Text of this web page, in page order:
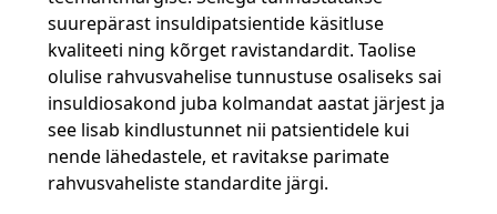
suurepärast insuldipatsientide käsitluse
kvaliteeti ning kõrget ravistandardit. Taolise
olulise rahvusvahelise tunnustuse osaliseks sai
insuldiosakond juba kolmandat aastat järjest ja
see lisab kindlustunnet nii patsientidele kui
nende lähedastele, et ravitakse parimate
rahvusvaheliste standardite järgi.